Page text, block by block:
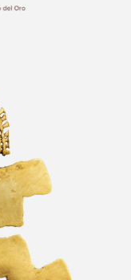
felino